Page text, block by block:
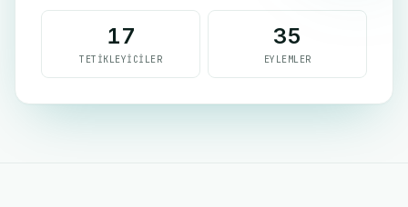
17
TETIKLEYICILER
35
EYLEMLER